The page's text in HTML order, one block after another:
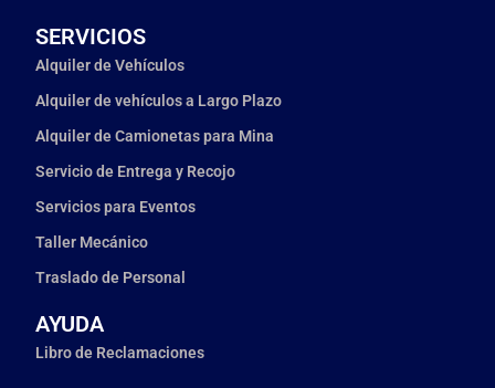
SERVICIOS
Alquiler de Vehículos
Alquiler de vehículos a Largo Plazo
Alquiler de Camionetas para Mina
Servicio de Entrega y Recojo
Servicios para Eventos
Taller Mecánico
Traslado de Personal
AYUDA
Libro de Reclamaciones